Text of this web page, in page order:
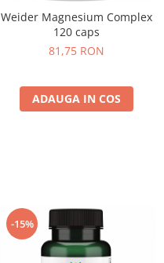
Weider Magnesium Complex
120 caps
81,75 RON
ADAUGA IN COS
-15%